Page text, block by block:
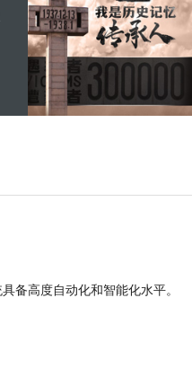
备高度自动化和智能化水平。